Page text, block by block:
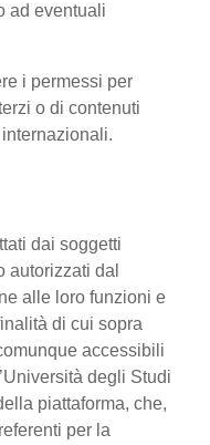
ad eventuali
i permessi per
o di contenuti
dai soggetti
autorizzati dal
alle loro funzioni e
di cui sopra
accessibili
degli Studi
piattaforma, che,
per la